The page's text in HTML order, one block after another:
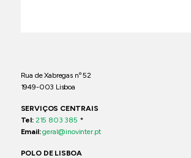
Rua de Xabregas nº 52
1949-003 Lisboa
SERVIÇOS CENTRAIS
Tel: 215 803 385 *
Email:geral@inovinter.pt
POLO DE LISBOA